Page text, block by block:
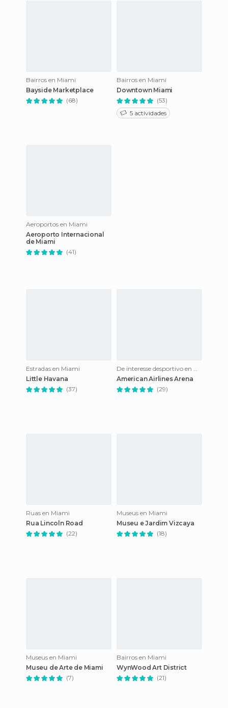
Bairros en Miami
Bayside Marketplace
(68)
Bairros en Miami
Downtown Miami
(53)
5 actividades
Aeroportos en Miami
Aeroporto Internacional
de Miami
(41)
Estradas en Miami
Little Havana
(37)
De interesse desportivo en Miami
American Airlines Arena
(29)
Ruas en Miami
Rua Lincoln Road
(22)
Museus en Miami
Museu e Jardim Vizcaya
(18)
Museus en Miami
Museu de Arte de Miami
(7)
Bairros en Miami
WynWood Art District
(21)